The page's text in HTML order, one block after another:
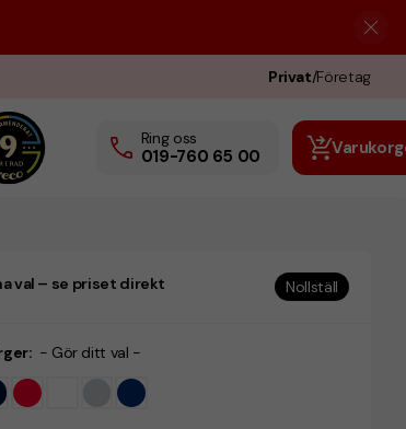
Privat/Företag
Ring oss
019-760 65 00
val – se priset direkt Nollställ
: - Gör ditt val -